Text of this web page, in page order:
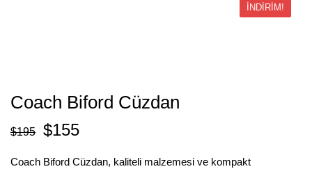
İNDIRIM!
Coach Biford Cüzdan
$195 $155
Coach Biford Cüzdan, kaliteli malzemesi ve kompakt